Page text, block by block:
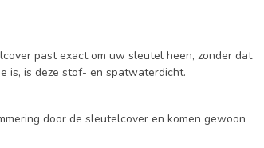
past exact om uw sleutel heen, zonder dat
is, is deze stof- en spatwaterdicht.
door de sleutelcover en komen gewoon